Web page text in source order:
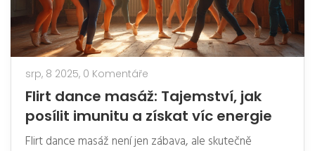
srp, 8 2025, 0 Komentáře
Flirt dance masáž: Tajemství, jak
posílit imunitu a získat víc energie
Flirt dance masáž není jen zábava, ale skutečně